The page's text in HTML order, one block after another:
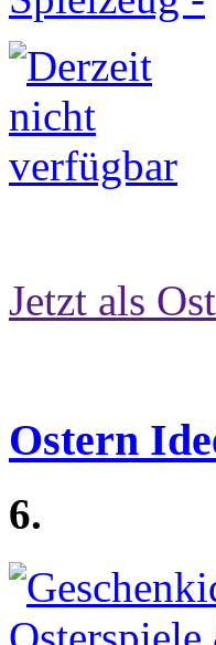
Jetzt als
Ostern
6.